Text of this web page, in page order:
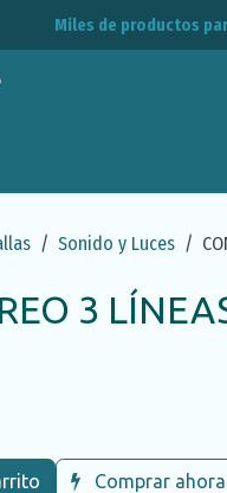
Miles de productos
Sonido y Luces
3
Comprar ahora